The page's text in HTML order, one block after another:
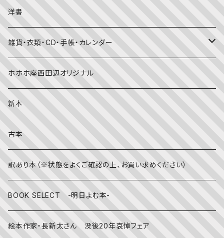
英語
季節・行事の絵本
春
夏
赤ちゃん（０・１・２歳向け）絵本
文字のない絵本
英語の絵本
写真絵本
デザイン
ファッション
映画
伝統文化・技法
洋書
雑貨・衣類・CD・手帳・カレンダー
靴下
日記・手帳
CD
文房具
その他
ホホホ座西田辺オリジナル
新本
古本
訳あり本（※状態をよくご確認の上、お買い求めください）
BOOK SELECT -明日よむ本-
絵本作家・長新太さん 没後20年哀悼フェア